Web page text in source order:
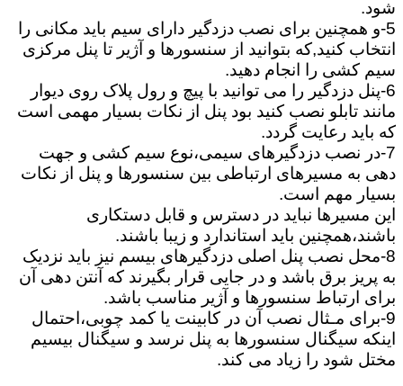
شود.
5-و همچنین برای نصب دزدگیر دارای سیم باید مکانی را
انتخاب کنید,که بتوانید از سنسورها و آژیر تا پنل مرکزی
سیم کشی را انجام دهید.
6-پنل دزدگیر را می توانید با پیچ و رول پلاک روی دیوار
مانند تابلو نصب کنید بود پنل از نکات بسیار مهمی است
که باید رعایت گردد.
7-در نصب دزدگیرهای سیمی،نوع سیم کشی و جهت
دهی به مسیرهای ارتباطی بین سنسورها و پنل از نکات
بسیار مهم است.
این مسیرها نباید در دسترس و قابل دستکاری
باشند،همچنین باید استاندارد و زیبا باشند.
8-محل نصب پنل اصلی دزدگیرهای بیسم نیز باید نزدیک
به پریز برق باشد و در جایی قرار بگیرند که آنتن دهی آن
برای ارتباط سنسورها و آژیر مناسب باشد.
9-برای مـثال نصب آن در کابینت یا کمد چوبی،احتمال
اینکه سیگنال سنسورها به پنل نرسد و سیگنال بیسیم
مختل شود را زیاد می کند.